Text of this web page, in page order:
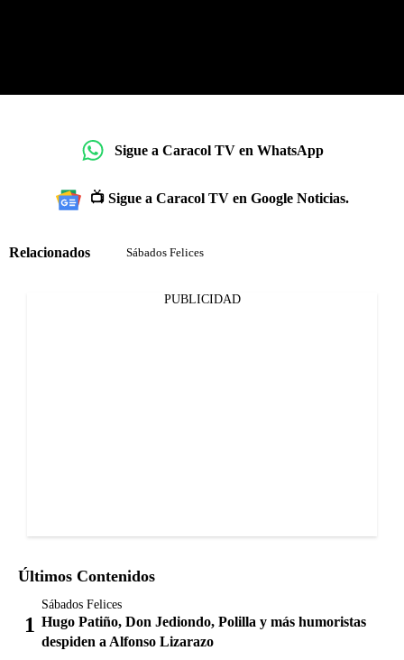
Sigue a Caracol TV en WhatsApp
📺 Sigue a Caracol TV en Google Noticias.
Relacionados Sábados Felices
PUBLICIDAD
Últimos Contenidos
Sábados Felices
Hugo Patiño, Don Jediondo, Polilla y más humoristas
despiden a Alfonso Lizarazo